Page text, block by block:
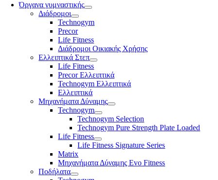
Όργανα γυμναστικής
Διάδρομοι
Technogym
Precor
Life Fitness
Διάδρομοι Οικιακής Χρήσης
Ελλειπτικά Στεπ
Life Fitness
Precor Ελλειπτικά
Technogym Ελλειπτικά
Ελλειπτικά
Μηχανήματα Δύναμης
Technogym
Technogym Selection
Technogym Pure Strength Plate Loaded
Life Fitness
Life Fitness Signature Series
Matrix
Μηχανήματα Δύναμης Evo Fitness
Ποδήλατα